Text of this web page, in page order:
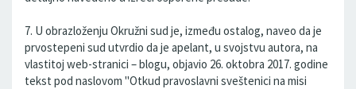
7. U obrazloženju Okružni sud je, između ostalog, naveo da je
prvostepeni sud utvrdio da je apelant, u svojstvu autora, na
vlastitoj web-stranici – blogu, objavio 26. oktobra 2017. godine
tekst pod naslovom "Otkud pravoslavni sveštenici na misi